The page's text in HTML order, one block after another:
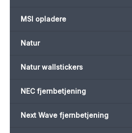
MSI opladere
Natur
Natur wallstickers
NEC fjernbetjening
Next Wave fjernbetjening